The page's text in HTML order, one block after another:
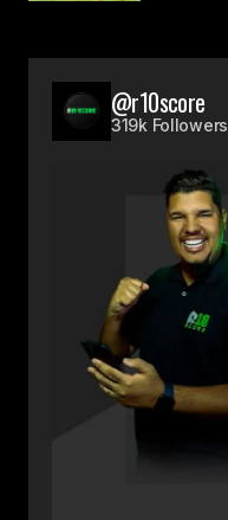
@r10score
319k Followers